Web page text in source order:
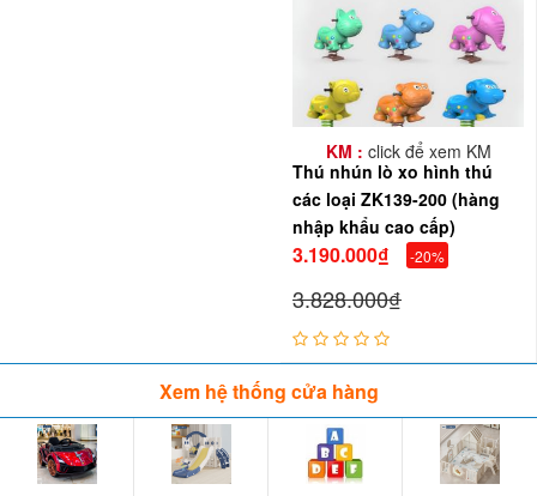
KM : click để xem KM
Thú nhún lò xo hình thú
các loại ZK139-200 (hàng
nhập khẩu cao cấp)
3.190.000₫ -20%
3.828.000₫
Xem hệ thống cửa hàng